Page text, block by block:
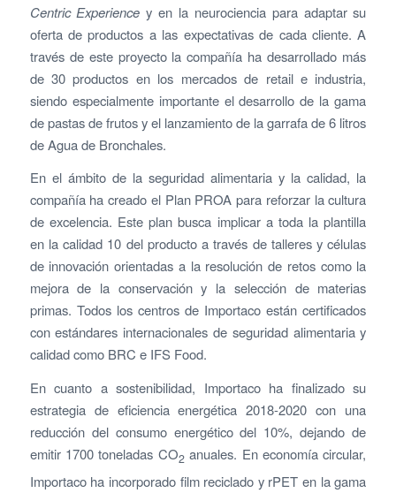
Centric Experience y en la neurociencia para adaptar su
oferta de productos a las expectativas de cada cliente. A
través de este proyecto la compañía ha desarrollado más
de 30 productos en los mercados de retail e industria,
siendo especialmente importante el desarrollo de la gama
de pastas de frutos y el lanzamiento de la garrafa de 6 litros
de Agua de Bronchales.
En el ámbito de la seguridad alimentaria y la calidad, la
compañía ha creado el Plan PROA para reforzar la cultura
de excelencia. Este plan busca implicar a toda la plantilla
en la calidad 10 del producto a través de talleres y células
de innovación orientadas a la resolución de retos como la
mejora de la conservación y la selección de materias
primas. Todos los centros de Importaco están certificados
con estándares internacionales de seguridad alimentaria y
calidad como BRC e IFS Food.
En cuanto a sostenibilidad, Importaco ha finalizado su
estrategia de eficiencia energética 2018-2020 con una
reducción del consumo energético del 10%, dejando de
emitir 1700 toneladas CO2anuales. En economía circular,
Importaco ha incorporado film reciclado y rPET en la gama